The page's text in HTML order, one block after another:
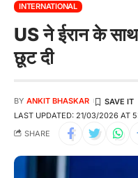
INTERNATIONAL
US ने ईरान के साथ
छूट दी
LAST UPDATED: 21/03/2026 AT
BY ANKIT BHASKAR
SHARE